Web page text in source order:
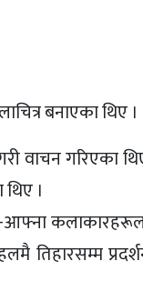
बनाएका थिए ।
वाचन गरिएका
थिए ।